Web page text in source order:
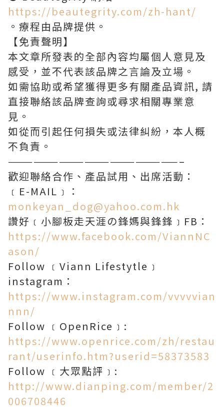
https://beautegrity.com/zh-hant/
。療程由品牌提供。
【免責聲明】
本文章所發表的全部內容均屬個人意見及
感受，並不代表該品牌之言論及立場。
如需協助或希望獲得更多有關產品資訊, 請
直接聯絡該品牌查詢或尋求相關專業意
見。
如從而引起任何損失或法律糾紛，本人概
不負責。
————————————————————–
​歡迎聯絡合作、產品試用、出席活動：
﹝E-MAIL﹞：
monkeyan_dog@yahoo.com.hk
讚好﹝小腳板走天涯の鋒媽與鋒鋒﹞FB：
https://www.facebook.com/ViannNC
ason/
Follow ﹝Viann Lifestytle﹞
instagram：
https://www.instagram.com/vvvvvian
nnn/
Follow ﹝OpenRice﹞:
https://www.openrice.com/zh/restau
rant/userinfo.htm?userid=58373583
Follow ﹝大眾點評﹞:
http://www.dianping.com/member/2
006708446